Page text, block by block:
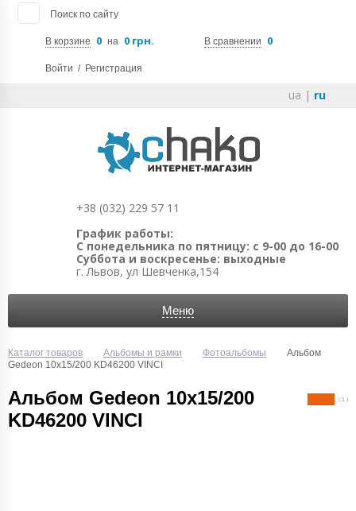
Поиск по сайту
В корзине 0 на 0 грн. В сравнении 0
Войти / Регистрация
ua | ru
+38 (032) 229 57 11
График работы:
С понедельника по пятницу: с 9-00 до 16-00
Суббота и воскресенье: выходные
г. Львов, ул Шевченка,154
Меню
Каталог товаров Альбомы и рамки Фотоальбомы
Альбом
Gedeon 10х15/200 KD46200 VINCI
Альбом Gedeon 10х15/200
KD46200 VINCI
( 1 )